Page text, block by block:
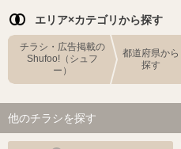
エリア×カテゴリから探す
チラシ・広告掲載の
Shufoo!（シュフ
ー）
都道府県から
探す
他のチラシを探す